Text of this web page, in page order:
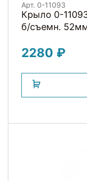
Арт. 0-11093
Крыло 0-
б/съемн.
2280 ₽